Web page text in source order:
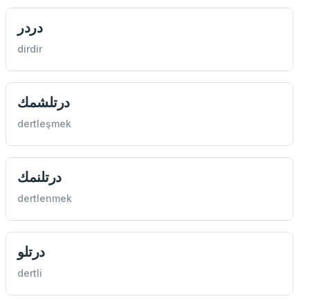
دردر
dirdir
درتلشمك
dertleşmek
درتلنمك
dertlenmek
درتلو
dertli